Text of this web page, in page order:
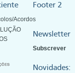
Acordos
Footer 2
Newsletter
Subscrever
Novidades: